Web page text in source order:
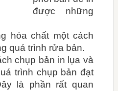
được những
hóa chất một cách
quá trình rửa bản.
chụp bản in lụa và
trình chụp bản đạt
là phần rất quan